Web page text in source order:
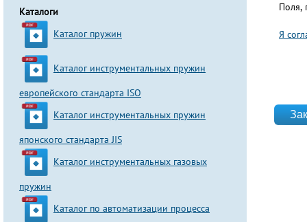
Каталоги
Каталог пружин
Каталог инструментальных пружин
европейского стандарта ISO
Каталог инструментальных пружин
японского стандарта JIS
Каталог инструментальных газовых
пружин
Каталог по автоматизации процесса
Поля,
Я